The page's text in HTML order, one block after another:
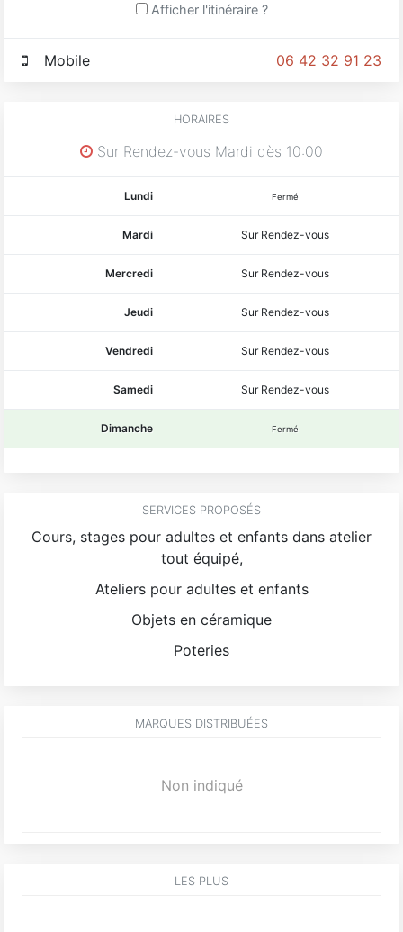
Afficher l'itinéraire ?
06 42 32 91 23
Mobile
HORAIRES
Sur Rendez-vous Mardi dès 10:00
Lundi Fermé
Mardi Sur Rendez-vous
Mercredi Sur Rendez-vous
Jeudi Sur Rendez-vous
Vendredi Sur Rendez-vous
Samedi Sur Rendez-vous
Dimanche Fermé
SERVICES PROPOSÉS
Cours, stages pour adultes et enfants dans atelier
tout équipé,
Ateliers pour adultes et enfants
Objets en céramique
Poteries
MARQUES DISTRIBUÉES
Non indiqué
LES PLUS